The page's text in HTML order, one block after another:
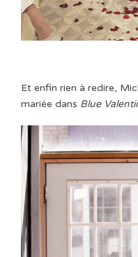
Et enfin rien à redire,
mariée dans Blue